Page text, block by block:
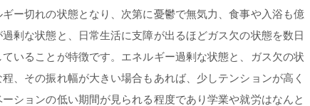
ー切れの状態となり、次第に憂鬱で無気力、食事や入浴も億
剰な状態と、日常生活に支障が出るほどガス欠の状態を数日
いることが特徴です。エネルギー過剰な状態と、ガス欠の状
、その振れ幅が大きい場合もあれば、少しテンションが高く
ションの低い期間が見られる程度であり学業や就労はなんと